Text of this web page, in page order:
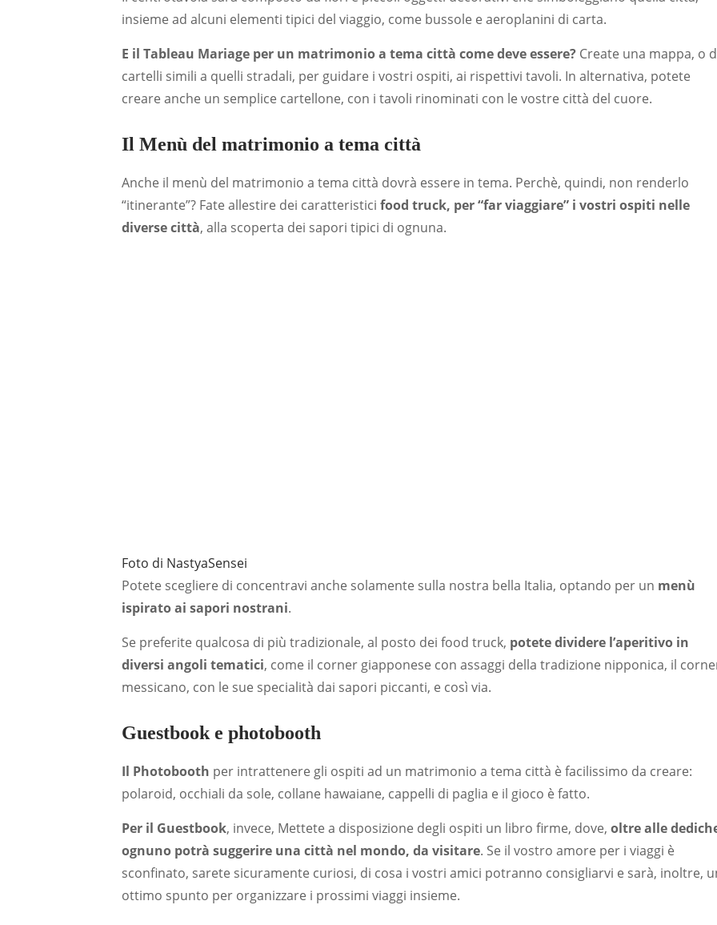
insieme ad alcuni elementi tipici del viaggio, come bussole e aeroplanini di carta.
E il Tableau Mariage per un matrimonio a tema città come deve essere? Create una mappa, o
cartelli simili a quelli stradali, per guidare i vostri ospiti, ai rispettivi tavoli. In alternativa, potete
creare anche un semplice cartellone, con i tavoli rinominati con le vostre città del cuore.
Il Menù del matrimonio a tema città
Anche il menù del matrimonio a tema città dovrà essere in tema. Perchè, quindi, non renderlo
“itinerante”? Fate allestire dei caratteristici food truck, per “far viaggiare” i vostri ospiti nelle
diverse città, alla scoperta dei sapori tipici di ognuna.
Foto di NastyaSensei
Potete scegliere di concentravi anche solamente sulla nostra bella Italia, optando per un menù
ispirato ai sapori nostrani.
Se preferite qualcosa di più tradizionale, al posto dei food truck, potete dividere l’aperitivo in
diversi angoli tematici, come il corner giapponese con assaggi della tradizione nipponica, il
messicano, con le sue specialità dai sapori piccanti, e così via.
Guestbook e photobooth
Il Photobooth per intrattenere gli ospiti ad un matrimonio a tema città è facilissimo da creare:
polaroid, occhiali da sole, collane hawaiane, cappelli di paglia e il gioco è fatto.
Per il Guestbook, invece, Mettete a disposizione degli ospiti un libro firme, dove, oltre alle
ognuno potrà suggerire una città nel mondo, da visitare. Se il vostro amore per i viaggi è
sconfinato, sarete sicuramente curiosi, di cosa i vostri amici potranno consigliarvi e sarà, inoltre,
ottimo spunto per organizzare i prossimi viaggi insieme.